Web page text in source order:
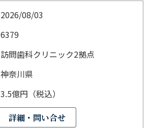
2026/08/03
6379
訪問歯科クリニック2拠点
神奈川県
3.5億円（税込）
詳細・問い合せ